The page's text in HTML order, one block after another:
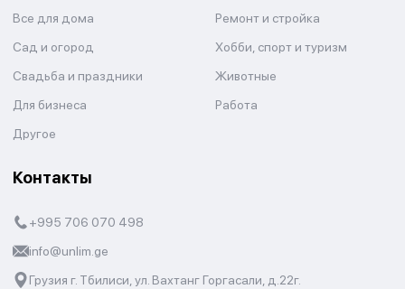
Все для дома
Ремонт и стройка
Сад и огород
Хобби, спорт и туризм
Свадьба и праздники
Животные
Для бизнеса
Работа
Другое
Контакты
+995 706 070 498
info@unlim.ge
Грузия г. Тбилиси, ул. Вахтанг Горгасали, д.22г.